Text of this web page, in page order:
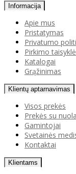
Informacija
Apie mus
Pristatymas
Privatumo
Pirkimo
Katalogai
Grąžinimas
Klientų aptarnavimas
Visos prekės
Prekės su
Gamintojai
Svetainės
Kontaktai
Klientams